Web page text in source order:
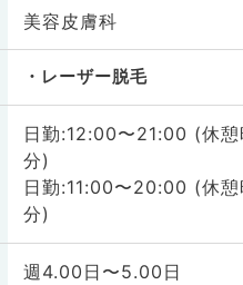
美容皮膚科
レーザー脱毛
日勤:12:00〜21:00 (休
分)
日勤:11:00〜20:00 (休
分)
週4.00日〜5.00日